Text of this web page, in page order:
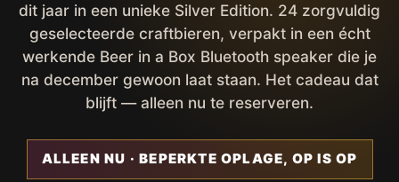
dit jaar in een unieke Silver Edition. 24 zorgvuldig
geselecteerde craftbieren, verpakt in een écht
werkende Beer in a Box Bluetooth speaker die je
na december gewoon laat staan. Het cadeau dat
blijft — alleen nu te reserveren.
ALLEEN NU · BEPERKTE OPLAGE, OP IS OP